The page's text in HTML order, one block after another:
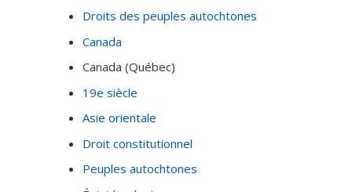
Droits des peuples autochtones
Canada
Canada (Québec)
19e siècle
Asie orientale
Droit constitutionnel
Peuples autochtones